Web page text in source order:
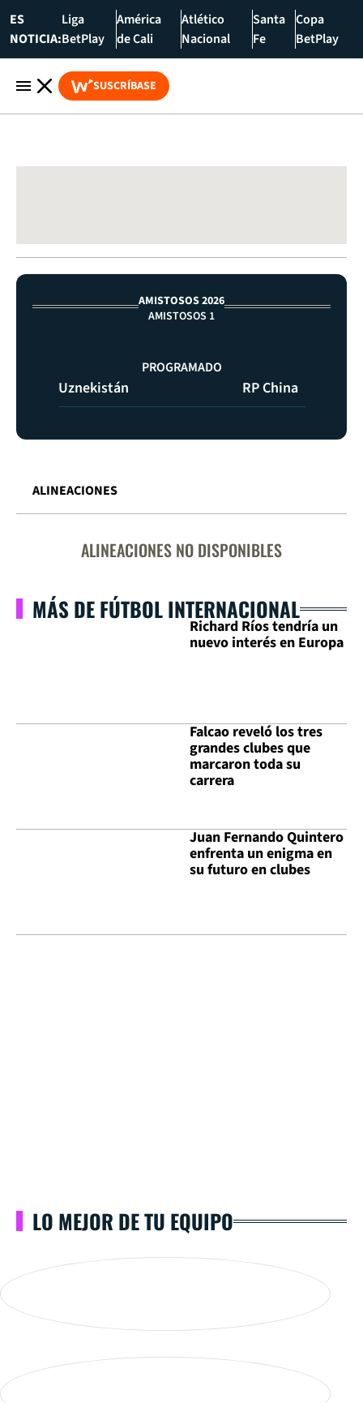
ES
NOTICIA:
Liga
BetPlay
América
de Cali
Atlético
Nacional
Santa
Fe
Copa
BetPlay
SUSCRÍBASE
AMISTOSOS 2026
AMISTOSOS 1
Uznekistán
PROGRAMADO
RP China
ALINEACIONES
ALINEACIONES NO DISPONIBLES
MÁS DE FÚTBOL INTERNACIONAL
Richard Ríos tendría un
nuevo interés en Europa
Falcao reveló los tres
grandes clubes que
marcaron toda su
carrera
Juan Fernando Quintero
enfrenta un enigma en
su futuro en clubes
LO MEJOR DE TU EQUIPO